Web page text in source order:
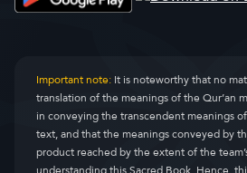
Important note:It is noteworthy that no
translation of the meanings of the Qur’an
in conveying the transcendent meanings
text, and that the meanings conveyed by
product reached by the extent of the